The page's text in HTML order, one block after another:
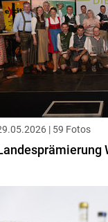
| 59 Fotos